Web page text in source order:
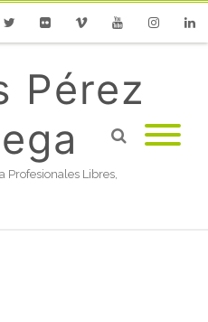
Pérez
Profesionales Libres,